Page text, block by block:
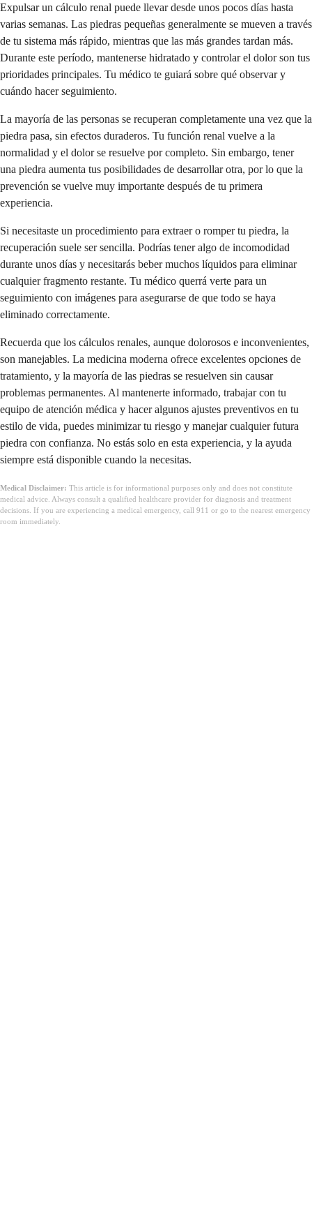
Expulsar un cálculo renal puede llevar desde unos pocos días hasta
varias semanas. Las piedras pequeñas generalmente se mueven a través
de tu sistema más rápido, mientras que las más grandes tardan más.
Durante este período, mantenerse hidratado y controlar el dolor son tus
prioridades principales. Tu médico te guiará sobre qué observar y
cuándo hacer seguimiento.
La mayoría de las personas se recuperan completamente una vez que la
piedra pasa, sin efectos duraderos. Tu función renal vuelve a la
normalidad y el dolor se resuelve por completo. Sin embargo, tener
una piedra aumenta tus posibilidades de desarrollar otra, por lo que la
prevención se vuelve muy importante después de tu primera
experiencia.
Si necesitaste un procedimiento para extraer o romper tu piedra, la
recuperación suele ser sencilla. Podrías tener algo de incomodidad
durante unos días y necesitarás beber muchos líquidos para eliminar
cualquier fragmento restante. Tu médico querrá verte para un
seguimiento con imágenes para asegurarse de que todo se haya
eliminado correctamente.
Recuerda que los cálculos renales, aunque dolorosos e inconvenientes,
son manejables. La medicina moderna ofrece excelentes opciones de
tratamiento, y la mayoría de las piedras se resuelven sin causar
problemas permanentes. Al mantenerte informado, trabajar con tu
equipo de atención médica y hacer algunos ajustes preventivos en tu
estilo de vida, puedes minimizar tu riesgo y manejar cualquier futura
piedra con confianza. No estás solo en esta experiencia, y la ayuda
siempre está disponible cuando la necesitas.
Medical Disclaimer: This article is for informational purposes only and does not constitute
medical advice. Always consult a qualified healthcare provider for diagnosis and treatment
decisions. If you are experiencing a medical emergency, call 911 or go to the nearest emergency
room immediately.